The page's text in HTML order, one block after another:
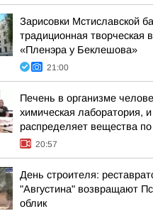
Зарисовки Мстиславской
традиционная творческая
«Пленэра у Беклешова»
21:00
Печень в организме
химическая лаборатория, и
распределяет вещества
20:57
День строителя:
"Августина" возвращают
облик